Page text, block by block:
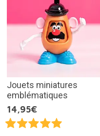
Jouets miniatures
emblématiques
14,95€